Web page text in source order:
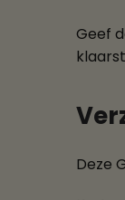
Geef
Deze